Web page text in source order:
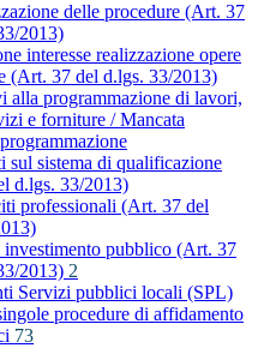
delle procedure (Art. 37
2013)
interesse realizzazione opere
(Art. 37 del d.lgs. 33/2013)
alla programmazione di lavori,
e forniture / Mancata
sul sistema di qualificazione
d.lgs. 33/2013)
professionali (Art. 37 del
investimento pubblico (Art. 37
2013) 2
Servizi pubblici locali (SPL)
procedure di affidamento
73